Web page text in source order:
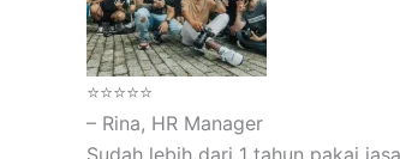
⭐⭐⭐⭐⭐
– Rina, HR Manager
Sudah lebih dari 1 tahun pakai